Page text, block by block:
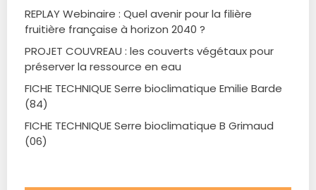
REPLAY Webinaire : Quel avenir pour la filière
fruitière française à horizon 2040 ?
PROJET COUVREAU : les couverts végétaux pour
préserver la ressource en eau
FICHE TECHNIQUE Serre bioclimatique Emilie Barde
(84)
FICHE TECHNIQUE Serre bioclimatique B Grimaud
(06)